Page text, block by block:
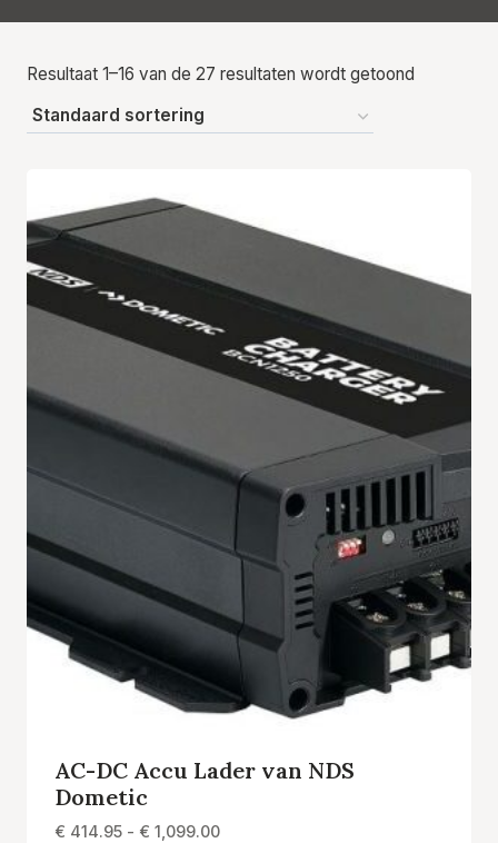
Resultaat 1–16 van de 27 resultaten wordt getoond
AC-DC Accu Lader van NDS
Dometic
€ 414.95 - € 1,099.00Prijsklasse: